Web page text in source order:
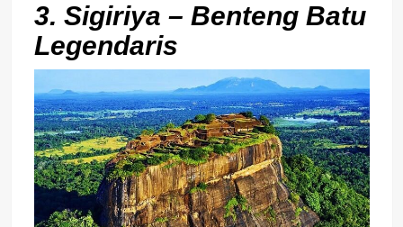
3. Sigiriya – Benteng Batu
Legendaris